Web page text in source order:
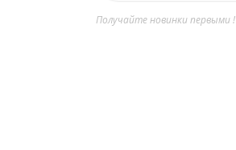
Получайте новинки первыми !